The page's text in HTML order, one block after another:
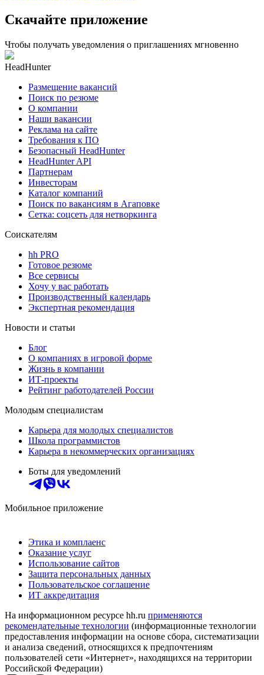
Скачайте приложение
Чтобы получать уведомления о приглашениях мгновенно
HeadHunter
Размещение вакансий
Поиск по резюме
О компании
Наши вакансии
Реклама на сайте
Требования к ПО
Безопасный HeadHunter
HeadHunter API
Партнерам
Инвесторам
Каталог компаний
Поиск по вакансиям в Агаповке
Сетка: соцсеть для нетворкинга
Соискателям
hh PRO
Готовое резюме
Все сервисы
Хочу у вас работать
Производственный календарь
Экспертная рекомендация
Новости и статьи
Блог
О компаниях в игровой форме
Жизнь в компании
ИТ-проекты
Рейтинг работодателей России
Молодым специалистам
Карьера для молодых специалистов
Школа программистов
Карьера в некоммерческих организациях
Боты для уведомлений
Мобильное приложение
Этика и комплаенс
Оказание услуг
Использование сайтов
Защита персональных данных
Пользовательское соглашение
ИТ аккредитация
На информационном ресурсе hh.ru применяются
рекомендательные технологии (информационные технологии
предоставления информации на основе сбора, систематизации
и анализа сведений, относящихся к предпочтениям
пользователей сети «Интернет», находящихся на территории
Российской Федерации)